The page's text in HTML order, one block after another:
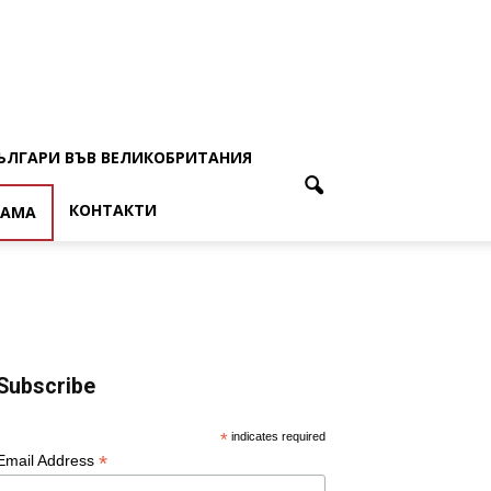
ВЪВ ВЕЛИКОБРИТАНИЯ
КОНТАКТИ
* indicates required
Address *